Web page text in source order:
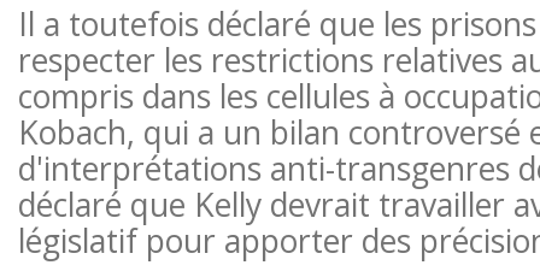
Il a toutefois déclaré que les
respecter les restrictions relatives
compris dans les cellules à
Kobach, qui a un bilan controversé
d'interprétations anti-transgenres
déclaré que Kelly devrait travailler
législatif pour apporter des